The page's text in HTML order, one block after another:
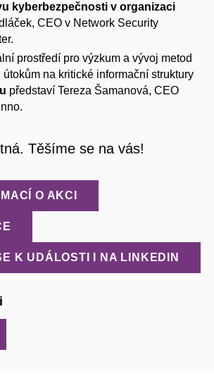
kyberbezpečnosti v organizaci
CEO v Network Security
prostředí pro výzkum a vývoj metod
útokům na kritické informační struktury
představí Tereza Šamanová, CEO
Těšíme se na vás!
O AKCI
K UDÁLOSTI I NA LINKEDIN